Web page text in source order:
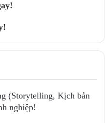
(Storytelling, Kịch bản
nghiệp!